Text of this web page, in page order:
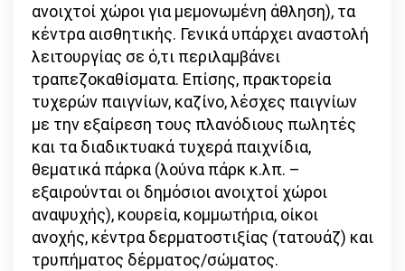
ανοιχτοί χώροι για μεμονωμένη άθληση), τα
κέντρα αισθητικής. Γενικά υπάρχει αναστολή
λειτουργίας σε ό,τι περιλαμβάνει
τραπεζοκαθίσματα. Επίσης, πρακτορεία
τυχερών παιγνίων, καζίνο, λέσχες παιγνίων
με την εξαίρεση τους πλανόδιους πωλητές
και τα διαδικτυακά τυχερά παιχνίδια,
θεματικά πάρκα (λούνα πάρκ κ.λπ. –
εξαιρούνται οι δημόσιοι ανοιχτοί χώροι
αναψυχής), κουρεία, κομμωτήρια, οίκοι
ανοχής, κέντρα δερματοστιξίας (τατουάζ) και
τρυπήματος δέρματος/σώματος.